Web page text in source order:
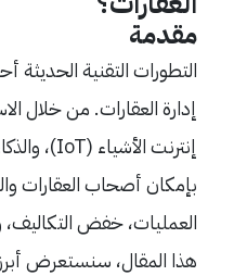
مقدمة
التطورات التقنية
إدارة العقارات. من خلال
بإمكان أصحاب العقارات
العمليات، خفض
هذا المقال، سنستعرض